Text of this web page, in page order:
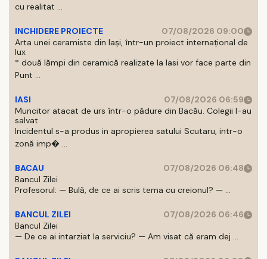
cu realitat ...
INCHIDERE PROIECTE
07/08/2026 09:00
Arta unei ceramiste din Iași, într-un proiect internațional de
lux
* două lămpi din ceramică realizate la Iasi vor face parte din
Punt ...
IASI
07/08/2026 06:59
Muncitor atacat de urs într-o pădure din Bacău. Colegii l-au
salvat
Incidentul s-a produs in apropierea satului Scutaru, intr-o
zonă imp� ...
BACAU
07/08/2026 06:48
Bancul Zilei
Profesorul: — Bulă, de ce ai scris tema cu creionul? — ...
BANCUL ZILEI
07/08/2026 06:46
Bancul Zilei
— De ce ai intarziat la serviciu? — Am visat că eram dej ...